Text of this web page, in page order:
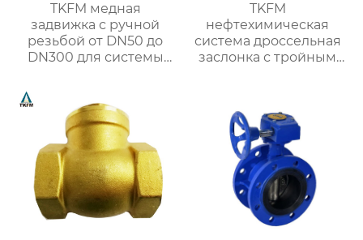
TKFM медная
задвижка с ручной
резьбой от DN50 до
DN300 для системы
TKFM
нефтехимическая
система дроссельная
заслонка с тройным
304 или 316